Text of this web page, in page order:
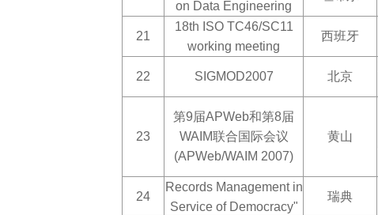
on Data Engineering
21
18th ISO TC46/SC11
working meeting
西班牙
22 SIGMOD2007 北京
23
第9届APWeb和第8届
WAIM联合国际会议
(APWeb/WAIM 2007)
黄山
24
Records Management in
Service of Democracy"
瑞典